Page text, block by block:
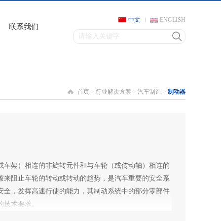
中文 ENGLISH
联系我们
首页 > 行业解决方案 > 汽车制造 > 制动器
车架）相连的非旋转元件和与车轮（或传动轴）相连的
来阻止车轮的转动或转动的趋势，是汽车重要的安全系
全，发挥高速行使的能力，其制动系统中的部分零部件
术要求。